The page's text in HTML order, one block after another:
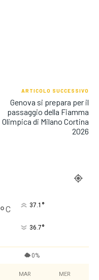
ARTICOLO SUCCESSIVO
Genova si prepara per il
passaggio della Fiamma
Olimpica di Milano Cortina
2026
°C 37.1 °
36.7°
0%
MAR MER